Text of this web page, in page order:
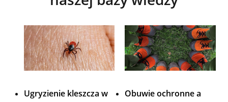
Ugryzienie kleszcza w
Obuwie ochronne a